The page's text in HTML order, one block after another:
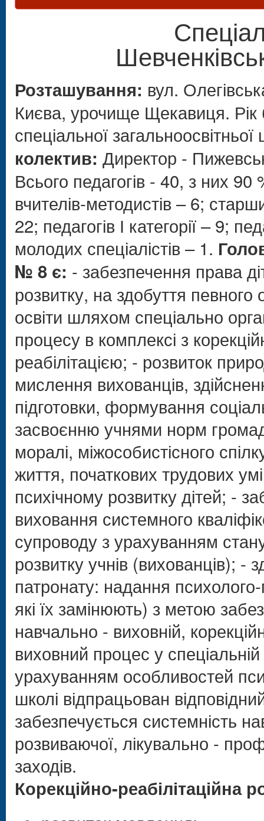
Розташування: вул.
Києва, урочище Щекавиця. Рік
спеціальної
колектив: Директор -
Всього педагогів - 40, з них
вчителів-методистів – 6;
22; педагогів І категорії – 9;
молодих спеціалістів – 1.
№ 8 є: - забезпечення права
розвитку, на здобуття певного
освіти шляхом спеціально
процесу в комплексі з
реабілітацією; - розвиток
мислення вихованців,
підготовки, формування
засвоєнню учнями норм
моралі, міжособистісного
життя, початкових трудових
психічному розвитку дітей; -
виховання системного
супроводу з урахуванням
розвитку учнів (вихованців); -
патронату: надання
які їх замінюють) з метою
навчально - виховній,
виховний процес у
урахуванням особливостей
школі відпрацьован
забезпечується системність
розвиваючої, лікувально -
заходів.
Корекційно-реабілітаційна